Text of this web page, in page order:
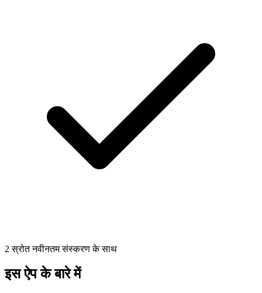
2 स्रोत नवीनतम संस्करण के साथ
इस ऐप के बारे में